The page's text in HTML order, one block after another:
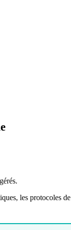
les protocoles de